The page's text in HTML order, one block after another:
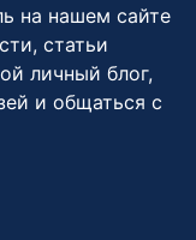
на нашем сайте
статьи
личный блог,
и общаться с